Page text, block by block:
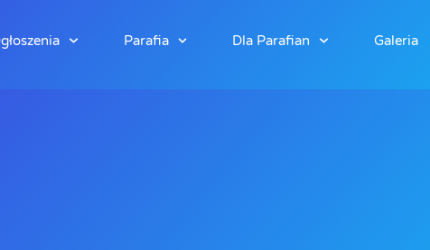
Parafia Dla Parafian Galeria